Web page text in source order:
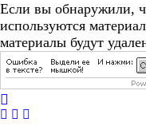
Если вы обнаружили,
используются
материалы будут